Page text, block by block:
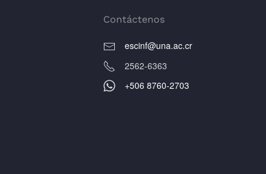
Contáctenos
escinf@una.ac.cr
2562-6363
+506 8760-2703